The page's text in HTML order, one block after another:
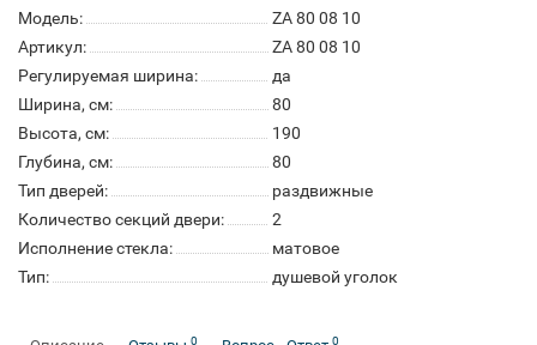
Модель:
ZA 80 08 10
Артикул:
ZA 80 08 10
Регулируемая ширина:
да
Ширина, см:
80
Высота, см:
190
Глубина, см:
80
Тип дверей:
раздвижные
Количество секций двери:
2
Исполнение стекла:
матовое
Тип:
душевой уголок
0 0